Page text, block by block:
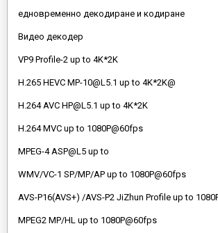
едновременно декодиране и кодиране
Видео декодер
VP9 Profile-2 up to 4K*2K
H.265 HEVC MP-10@L5.1 up to 4K*2K@
H.264 AVC HP@L5.1 up to 4K*2K
H.264 MVC up to 1080P@60fps
MPEG-4 ASP@L5 up to
WMV/VC-1 SP/MP/AP up to 1080P@60fps
AVS-P16(AVS+) /AVS-P2 JiZhun Profile up to
MPEG2 MP/HL up to 1080P@60fps